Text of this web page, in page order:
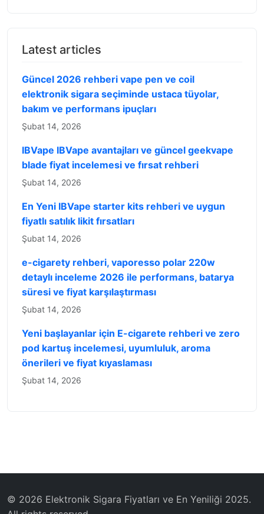
Latest articles
Güncel 2026 rehberi vape pen ve coil
elektronik sigara seçiminde ustaca tüyolar,
bakım ve performans ipuçları
Şubat 14, 2026
IBVape IBVape avantajları ve güncel geekvape
blade fiyat incelemesi ve fırsat rehberi
Şubat 14, 2026
En Yeni IBVape starter kits rehberi ve uygun
fiyatlı satılık likit fırsatları
Şubat 14, 2026
e-cigarety rehberi, vaporesso polar 220w
detaylı inceleme 2026 ile performans, batarya
süresi ve fiyat karşılaştırması
Şubat 14, 2026
Yeni başlayanlar için E-cigarete rehberi ve zero
pod kartuş incelemesi, uyumluluk, aroma
önerileri ve fiyat kıyaslaması
Şubat 14, 2026
© 2026 Elektronik Sigara Fiyatları ve En Yeniliği 2025.